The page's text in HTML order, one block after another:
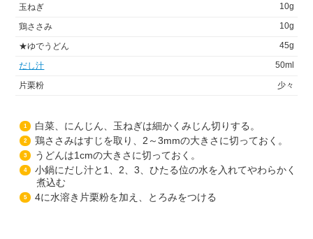
玉ねぎ 10g
鶏ささみ 10g
★ゆでうどん 45g
だし汁 50ml
片栗粉 少々
1 白菜、にんじん、玉ねぎは細かくみじん切りする。
2 鶏ささみはすじを取り、2～3mmの大きさに切っておく。
3 うどんは1cmの大きさに切っておく。
4
小鍋にだし汁と1、2、3、ひたる位の水を入れてやわらかく
煮込む
5 4に水溶き片栗粉を加え、とろみをつける